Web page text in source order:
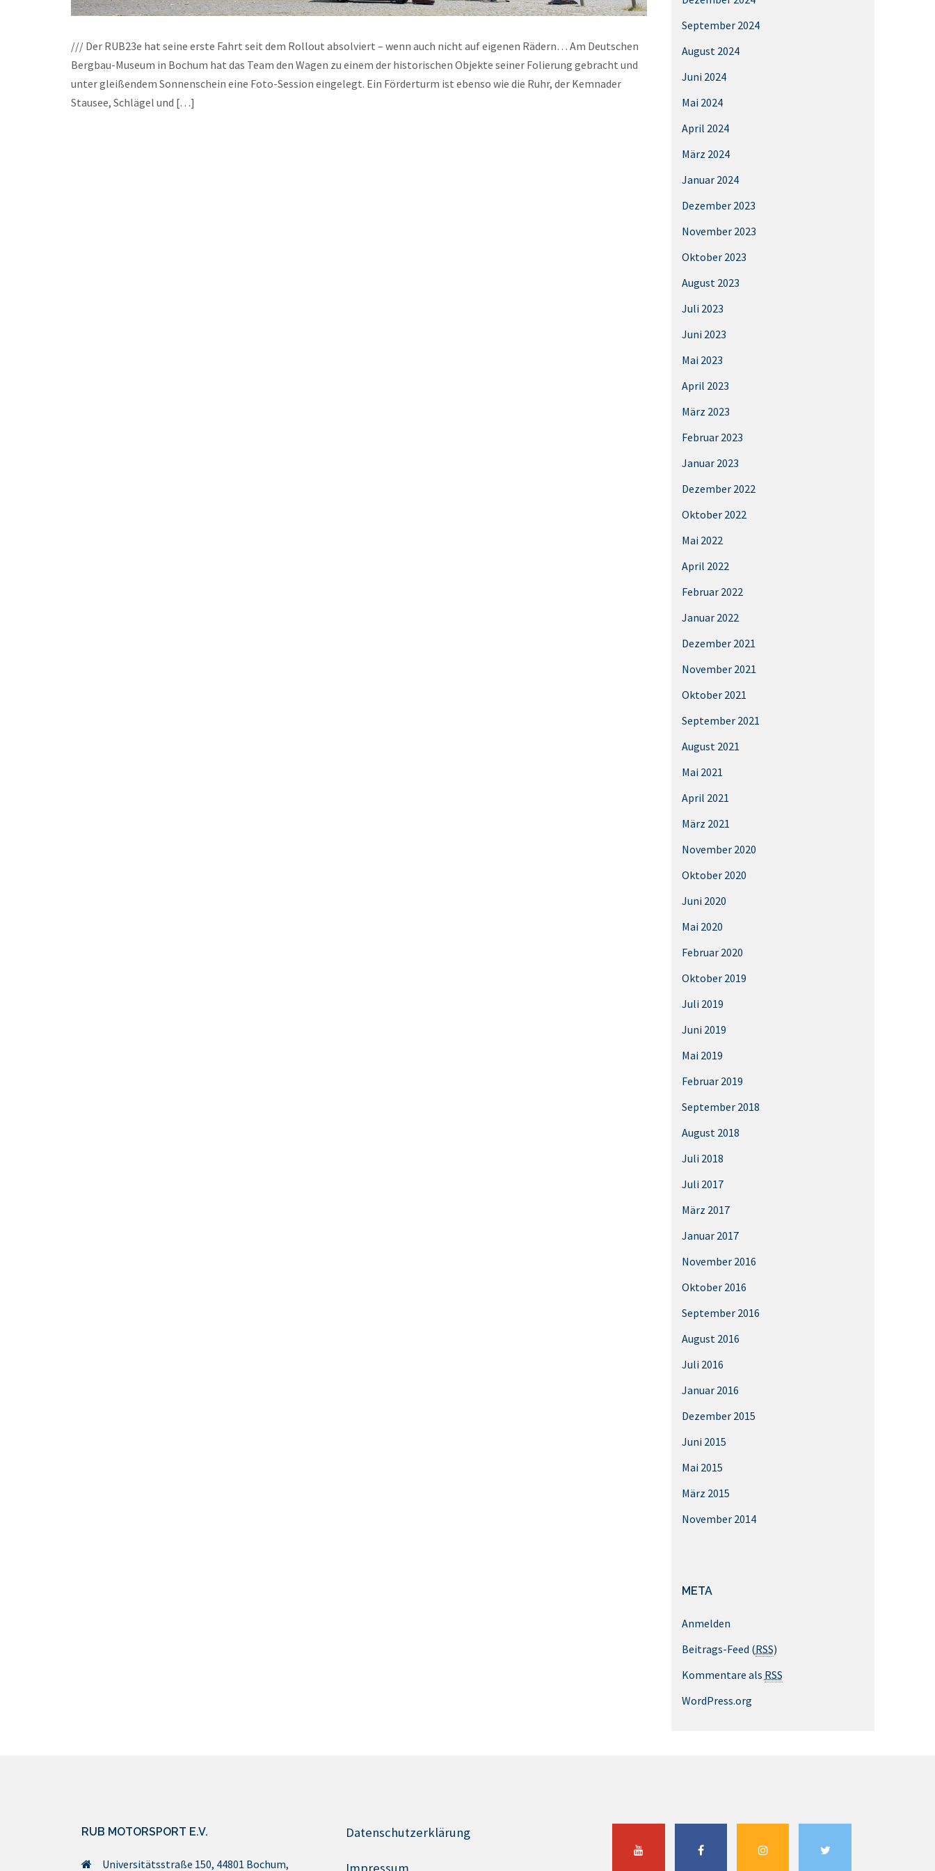
/// Der RUB23e hat seine erste Fahrt seit dem Rollout absolviert – wenn auch nicht auf eigenen Rädern… Am Deutschen
Bergbau-Museum in Bochum hat das Team den Wagen zu einem der historischen Objekte seiner Folierung gebracht und
unter gleißendem Sonnenschein eine Foto-Session eingelegt. Ein Förderturm ist ebenso wie die Ruhr, der Kemnader
Stausee, Schlägel und […]
September 2024
August 2024
Juni 2024
Mai 2024
April 2024
März 2024
Januar 2024
Dezember 2023
November 2023
Oktober 2023
August 2023
Juli 2023
Juni 2023
Mai 2023
April 2023
März 2023
Februar 2023
Januar 2023
Dezember 2022
Oktober 2022
Mai 2022
April 2022
Februar 2022
Januar 2022
Dezember 2021
November 2021
Oktober 2021
September 2021
August 2021
Mai 2021
April 2021
März 2021
November 2020
Oktober 2020
Juni 2020
Mai 2020
Februar 2020
Oktober 2019
Juli 2019
Juni 2019
Mai 2019
Februar 2019
September 2018
August 2018
Juli 2018
Juli 2017
März 2017
Januar 2017
November 2016
Oktober 2016
September 2016
August 2016
Juli 2016
Januar 2016
Dezember 2015
Juni 2015
Mai 2015
März 2015
November 2014
META
Anmelden
Beitrags-Feed (RSS)
Kommentare als RSS
WordPress.org
RUB MOTORSPORT E.V.
Universitätsstraße 150, 44801 Bochum,
Datenschutzerklärung